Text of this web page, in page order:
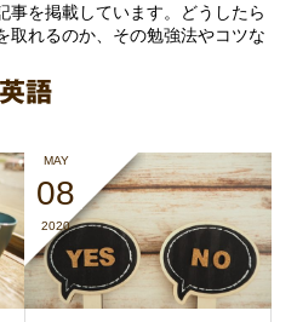
事を掲載しています。どうしたら
取れるのか、その勉強法やコツな
英語
MAY
08
2020